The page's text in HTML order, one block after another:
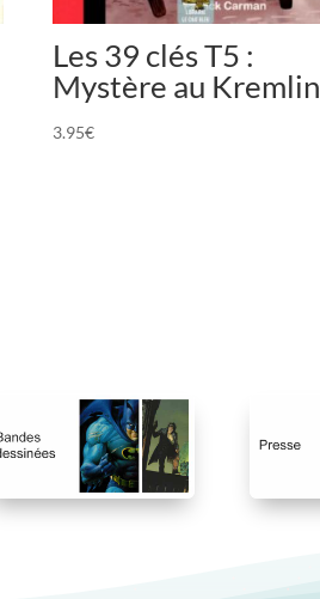
Les 39 clés T5 :
Mystère au Kremlin
3.95€